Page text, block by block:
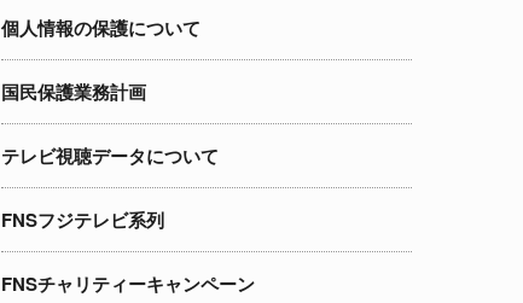
個人情報の保護について
国民保護業務計画
テレビ視聴データについて
FNSフジテレビ系列
FNSチャリティーキャンペーン